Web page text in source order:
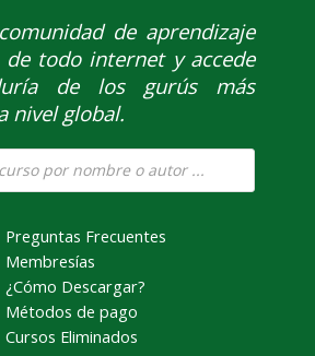
de aprendizaje
de todo internet y accede
de los gurús más
nivel global.
Preguntas Frecuentes
Membresías
¿Cómo Descargar?
Métodos de pago
Cursos Eliminados